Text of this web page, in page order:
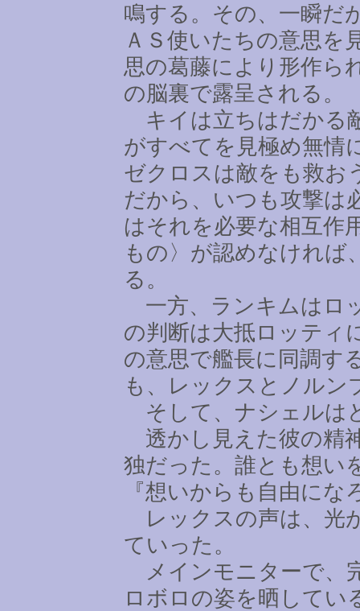
鳴する。その、一瞬だ
ＡＳ使いたちの意思を
思の葛藤により形作ら
の脳裏で露呈される。
キイは立ちはだかる
がすべてを見極め無情
ゼクロスは敵をも救お
だから、いつも攻撃は
はそれを必要な相互作
もの〉が認めなければ
る。
一方、ランキムはロ
の判断は大抵ロッティ
の意思で艦長に同調す
も、レックスとノルン
そして、ナシェルは
透かし見えた彼の精
独だった。誰とも想い
『想いからも自由にな
レックスの声は、光
ていった。
メインモニターで、
ロボロの姿を晒してい